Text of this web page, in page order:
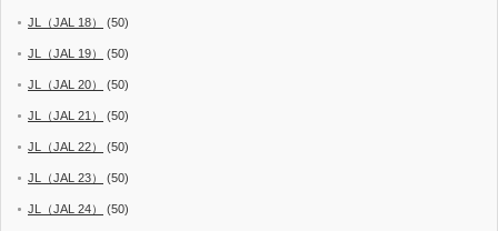
JL（JAL 18） (50)
JL（JAL 19） (50)
JL（JAL 20） (50)
JL（JAL 21） (50)
JL（JAL 22） (50)
JL（JAL 23） (50)
JL（JAL 24） (50)